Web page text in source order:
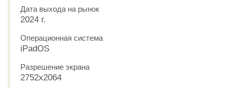
Дата выхода на рынок
2024 г.
Операционная система
iPadOS
Разрешение экрана
2752x2064